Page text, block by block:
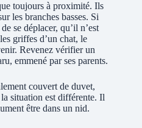
toujours à proximité. Ils
les branches basses. Si
se déplacer, qu’il n’est
griffes d’un chat, le
Revenez vérifier un
emmené par ses parents.
couvert de duvet,
la situation est différente. Il
être dans un nid.